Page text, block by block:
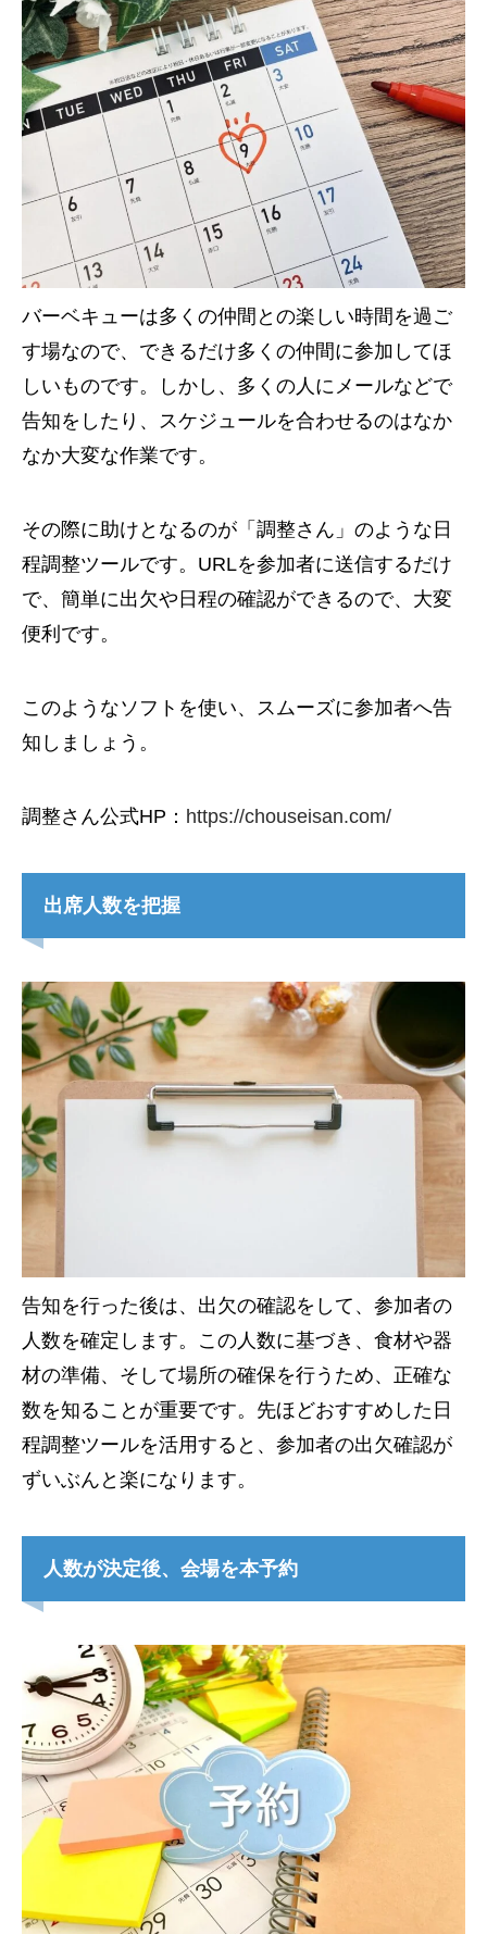
バーベキューは多くの仲間との楽しい時間を過ご
す場なので、できるだけ多くの仲間に参加してほ
しいものです。しかし、多くの人にメールなどで
告知をしたり、スケジュールを合わせるのはなか
なか大変な作業です。
その際に助けとなるのが「調整さん」のような日
程調整ツールです。URLを参加者に送信するだけ
で、簡単に出欠や日程の確認ができるので、大変
便利です。
このようなソフトを使い、スムーズに参加者へ告
知しましょう。
調整さん公式HP： https://chouseisan.com/
出席人数を把握
告知を行った後は、出欠の確認をして、参加者の
人数を確定します。この人数に基づき、食材や器
材の準備、そして場所の確保を行うため、正確な
数を知ることが重要です。先ほどおすすめした日
程調整ツールを活用すると、参加者の出欠確認が
ずいぶんと楽になります。
人数が決定後、会場を本予約